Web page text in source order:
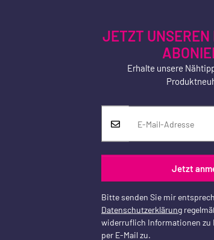
JETZT
Erhalte unsere
Jetzt
Bitte senden Sie mir
Datenschutzerklärung
widerruflich Informationen
per E-Mail zu.